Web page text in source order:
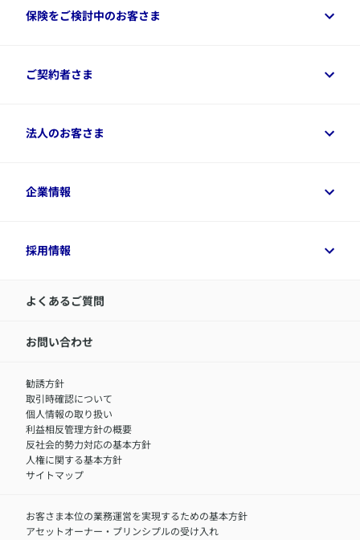
保険をご検討中のお客さま
保険をご検討中のお客さまトップ
資料請求
変額保険各種情報
ご契約者さま
ご契約者さまトップ
デジタル約款
令和8年（2026年）分の生命保険料控除証明書について
アクサのネット完結保険（旧アクサダイレクト生命）
法人のお客さま
法人のお客さまトップ
経営者サポートサービス
企業情報
企業情報トップ
アクサ生命が選ばれる理由
IR情報
サステナビリティの取り組み
​お客さまを金融犯罪からお守りするために
アクサグループについて
採用情報
採用情報トップ
中途採用：内勤正社員
職）
中途採用：フィナンシャルプラン・アドバイザー（営業職）
障害者採用
よくあるご質問
お問い合わせ
勧誘方針
取引時確認について
個人情報の取り扱い
利益相反管理方針の概要
反社会的勢力対応の基本方針
人権に関する基本方針
サイトマップ
お客さま本位の業務運営を実現するための基本方針
アセットオーナー・プリンシプルの受け入れ